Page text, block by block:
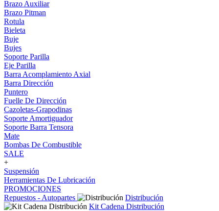
Brazo Auxiliar
Brazo Pitman
Rotula
Bieleta
Buje
Bujes
Soporte Parilla
Eje Parilla
Barra Acomplamiento Axial
Barra Dirección
Puntero
Fuelle De Dirección
Cazoletas-Grapodinas
Soporte Amortiguador
Soporte Barra Tensora
Mate
Bombas De Combustible
SALE
+
Suspensión
Herramientas De Lubricación
PROMOCIONES
Repuestos - Autopartes
Distribución
Kit Cadena Distribución